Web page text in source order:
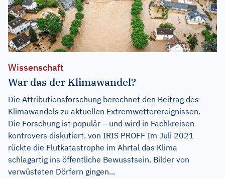
Wissenschaft
War das der Klimawandel?
Die Attributionsforschung berechnet den Beitrag des
Klimawandels zu aktuellen Extremwetterereignissen.
Die Forschung ist populär – und wird in Fachkreisen
kontrovers diskutiert. von IRIS PROFF Im Juli 2021
rückte die Flutkatastrophe im Ahrtal das Klima
schlagartig ins öffentliche Bewusstsein. Bilder von
verwüsteten Dörfern gingen...